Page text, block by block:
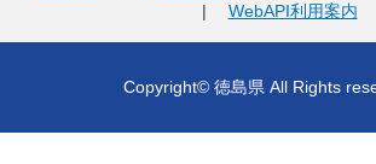
| WebAPI利用案内
Copyright© 徳島県 All Rights